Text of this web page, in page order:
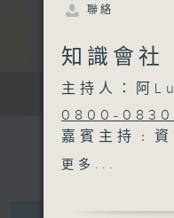
聯絡
知識會社
主持人：阿
0800-0830
嘉賓主持﹕
Hillman Tam
更多...